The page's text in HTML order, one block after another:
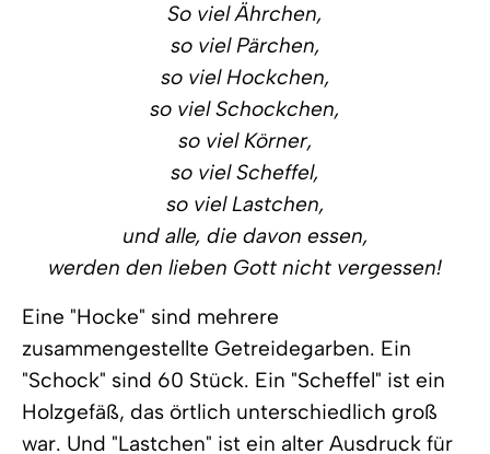
So viel Ährchen,
so viel Pärchen,
so viel Hockchen,
so viel Schockchen,
so viel Körner,
so viel Scheffel,
so viel Lastchen,
und alle, die davon essen,
werden den lieben Gott nicht vergessen!
Eine "Hocke" sind mehrere
zusammengestellte Getreidegarben. Ein
"Schock" sind 60 Stück. Ein "Scheffel" ist ein
Holzgefäß, das örtlich unterschiedlich groß
war. Und "Lastchen" ist ein alter Ausdruck für